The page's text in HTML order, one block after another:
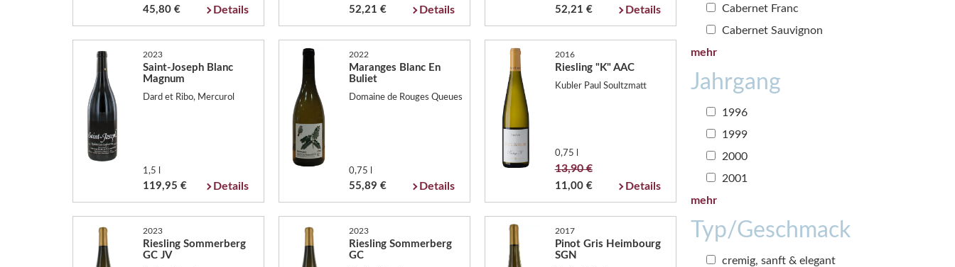
45,80 € Details 52,21 € Details 52,21 € Details
2023
Saint-Joseph Blanc
Magnum
Dard et Ribo, Mercurol
1,5 l
119,95 € Details
2022
Maranges Blanc En
Buliet
Domaine de Rouges Queues
0,75 l
55,89 € Details
2016
Riesling "K" AAC
Kubler Paul Soultzmatt
0,75 l
13,90 €
11,00 € Details
2023
Riesling Sommerberg
GC JV
2023
Riesling Sommerberg
GC
2017
Pinot Gris Heimbourg
SGN
Cabernet Franc
Cabernet Sauvignon
mehr
Jahrgang
1996
1999
2000
2001
mehr
Typ/Geschmack
cremig, sanft & elegant